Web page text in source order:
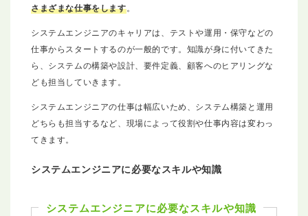
さまざまな仕事をします。
システムエンジニアのキャリアは、テストや運用・保守などの
仕事からスタートするのが一般的です。知識が身に付いてきた
ら、システムの構築や設計、要件定義、顧客へのヒアリングな
ども担当していきます。
システムエンジニアの仕事は幅広いため、システム構築と運用
どちらも担当するなど、現場によって役割や仕事内容は変わっ
てきます。
システムエンジニアに必要なスキルや知識
システムエンジニアに必要なスキルや知識